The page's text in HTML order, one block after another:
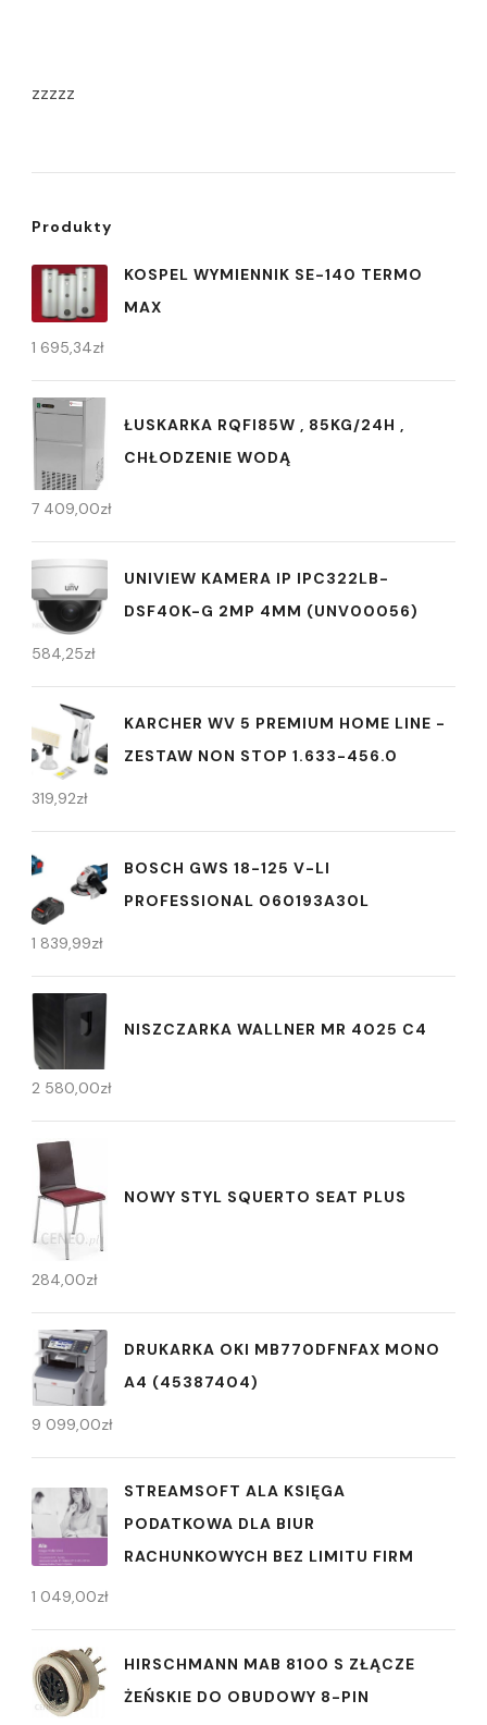
zzzzz
Produkty
KOSPEL WYMIENNIK SE-140 TERMO
MAX
1 695,34zł
ŁUSKARKA RQFI85W , 85KG/24H ,
CHŁODZENIE WODĄ
7 409,00zł
UNIVIEW KAMERA IP IPC322LB-
DSF40K-G 2MP 4MM (UNV00056)
584,25zł
KARCHER WV 5 PREMIUM HOME LINE -
ZESTAW NON STOP 1.633-456.0
319,92zł
BOSCH GWS 18-125 V-LI
PROFESSIONAL 060193A30L
1 839,99zł
NISZCZARKA WALLNER MR 4025 C4
2 580,00zł
NOWY STYL SQUERTO SEAT PLUS
284,00zł
DRUKARKA OKI MB770DFNFAX MONO
A4 (45387404)
9 099,00zł
STREAMSOFT ALA KSIĘGA
PODATKOWA DLA BIUR
RACHUNKOWYCH BEZ LIMITU FIRM
1 049,00zł
HIRSCHMANN MAB 8100 S ZŁĄCZE
ŻEŃSKIE DO OBUDOWY 8-PIN